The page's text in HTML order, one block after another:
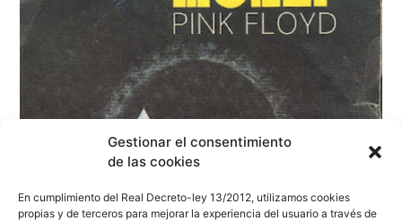
Gestionar el consentimiento
de las cookies
En cumplimiento del Real Decreto-ley 13/2012, utilizamos cookies
propias y de terceros para mejorar la experiencia del usuario a través de